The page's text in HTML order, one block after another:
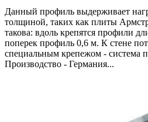
Данный профиль выдерживает
толщиной, таких как плиты
такова: вдоль крепятся профили
поперек профиль 0,6 м. К стене
специальным крепежом - система
Производство - Германия...